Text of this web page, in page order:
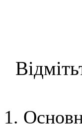
1.